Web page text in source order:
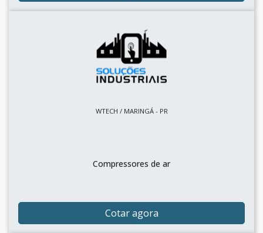
WTECH / MARINGÁ - PR
Compressores de ar
Cotar agora